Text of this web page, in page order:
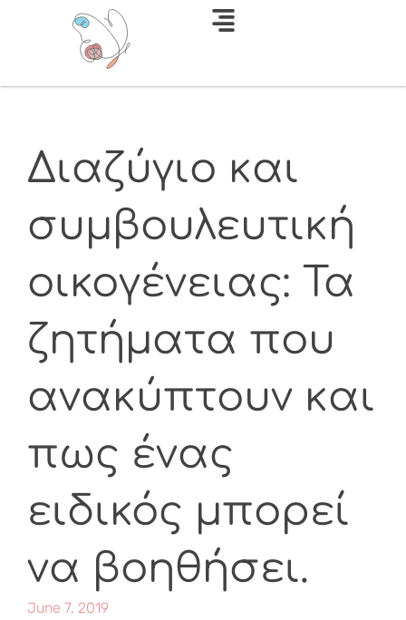
Διαζύγιο και
συμβουλευτική
οικογένειας: Τα
ζητήματα που
ανακύπτουν και
πως ένας
ειδικός μπορεί
να βοηθήσει.
June 7, 2019